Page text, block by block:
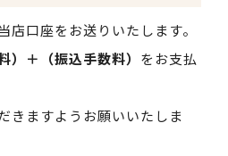
口座をお送りいたします。
）＋（振込手数料） をお支払
きますようお願いいたしま